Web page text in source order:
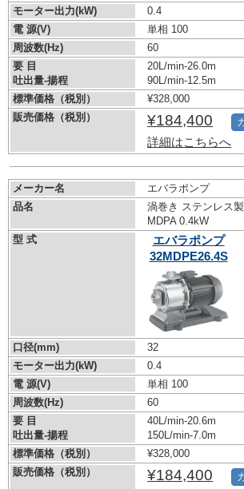
モーター出力(kW)
0.4
電 源(V)
単相 100
周波数(Hz)
60
要 目
吐出量-揚程
20L/min-26.0m
90L/min-12.5m
標準価格（税別）
¥328,000
販売価格（税別）
¥184,400
詳細はこちらへ
メーカー名
エバラポンプ
品名
渦巻き ステンレス
MDPA 0.4kW
型 式
エバラポンプ
32MDPE26.4S
口径(mm)
32
モーター出力(kW)
0.4
電 源(V)
単相 100
周波数(Hz)
60
要 目
吐出量-揚程
40L/min-20.6m
150L/min-7.0m
標準価格（税別）
¥328,000
販売価格（税別）
¥184,400